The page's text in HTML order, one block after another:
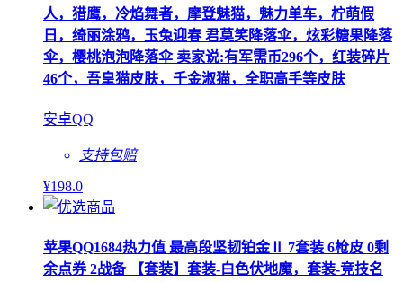
人，猎鹰，冷焰舞者，摩登魅猫，魅力单车，柠萌假
日，绮丽涂鸦，玉兔迎春 君莫笑降落伞，炫彩糖果降落
伞，樱桃泡泡降落伞 卖家说:有军需币296个，红装碎片
46个，吾皇猫皮肤，千金淑猫，全职高手等皮肤
安卓QQ
支持包赔
¥198.0
苹果QQ1684热力值 最高段坚韧铂金Ⅱ 7套装 6枪皮 0剩
余点券 2战备 【套装】套装-白色伏地魔，套装-竞技名